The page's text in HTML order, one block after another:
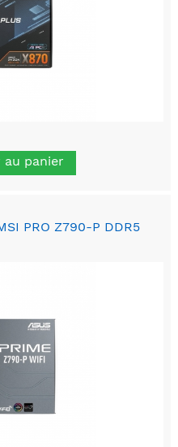
panier
PRO Z790-P DDR5